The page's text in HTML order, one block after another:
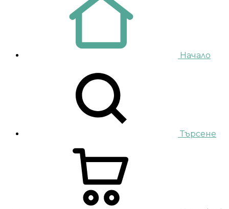
Начало
Търсене